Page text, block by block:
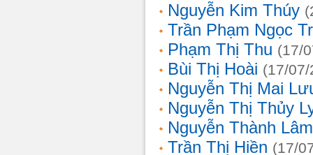
Nguyễn Kim Thúy
Trần Phạm Ngọc
Phạm Thị Thu (17/
Bùi Thị Hoài (17/
Nguyễn Thị Mai
Nguyễn Thị Thủy
Nguyễn Thành Lâm
Trần Thị Hiền (17/